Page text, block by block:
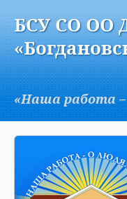
AБСУ СО ОО
«Наша работа